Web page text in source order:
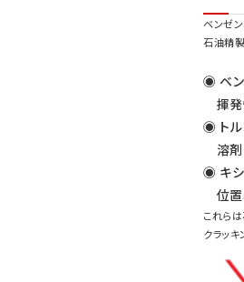
ベンゼ
石油精
◉ ベン
揮発
◉ トル
溶剤
◉ キシ
位置
これら
クラッ